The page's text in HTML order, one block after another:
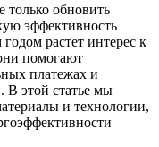
только обновить
эффективность
растет интерес к
помогают
платежах и
В этой статье мы
и технологии,